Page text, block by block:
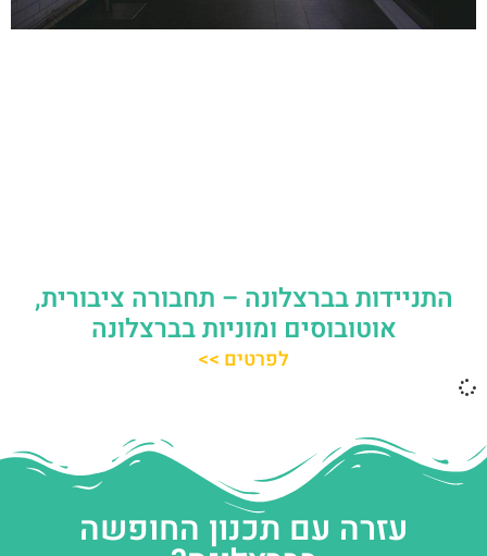
התניידות בברצלונה – תחבורה ציבורית,
אוטובוסים ומוניות בברצלונה
לפרטים >>
עזרה עם תכנון החופשה